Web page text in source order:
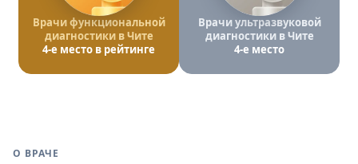
Врачи функциональной
диагностики в Чите
4-е место в рейтинге
Врачи ультразвуковой
диагностики в Чите
4-е место
О ВРАЧЕ